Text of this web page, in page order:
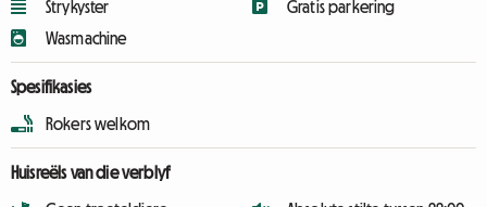
Strykyster
Wasmachine
Gratis parkering
Spesifikasies
Rokers welkom
Huisreëls van die verblyf